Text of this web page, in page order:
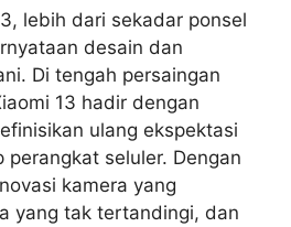
lebih dari sekadar ponsel
desain dan
Di tengah persaingan
13 hadir dengan
ulang ekspektasi
perangkat seluler. Dengan
kamera yang
yang tak tertandingi, dan